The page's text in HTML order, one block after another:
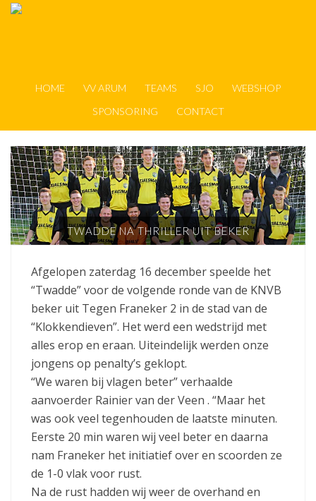
HOME VV ARUM TEAMS SJO
WEBSHOP
SPONSORING
CONTACT
TWADDE NA THRILLER UIT BEKER
Afgelopen zaterdag 16 december speelde het
“Twadde” voor de volgende ronde van de KNVB
beker uit Tegen Franeker 2 in de stad van de
“Klokkendieven”. Het werd een wedstrijd met
alles erop en eraan. Uiteindelijk werden onze
jongens op penalty’s geklopt.
“We waren bij vlagen beter” verhaalde
aanvoerder Rainier van der Veen . “Maar het
was ook veel tegenhouden de laatste minuten.
Eerste 20 min waren wij veel beter en daarna
nam Franeker het initiatief over en scoorden ze
de 1-0 vlak voor rust.
Na de rust hadden wij weer de overhand en